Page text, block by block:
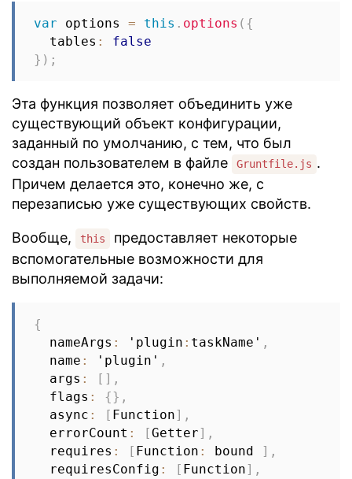
var options = this . options ( {
  tables
:
false
} ) ;
Эта функция позволяет объединить уже
существующий объект конфигурации,
заданный по умолчанию, с тем, что был
создан пользователем в файле
Gruntfile.js .
Причем делается это, конечно же, с
перезаписью уже существующих свойств.
Вообще, this
предоставляет некоторые
вспомогательные возможности для
выполняемой задачи:
{
  nameArgs
: 'plugin : taskName' ,
  name
: 'plugin' ,
  args
: [ ] ,
  flags
: {} ,
  async
: [ Function] ,
  errorCount
: [Getter] ,
  requires
: [ Function : bound ] ,
  requiresConfig
: [ Function] ,